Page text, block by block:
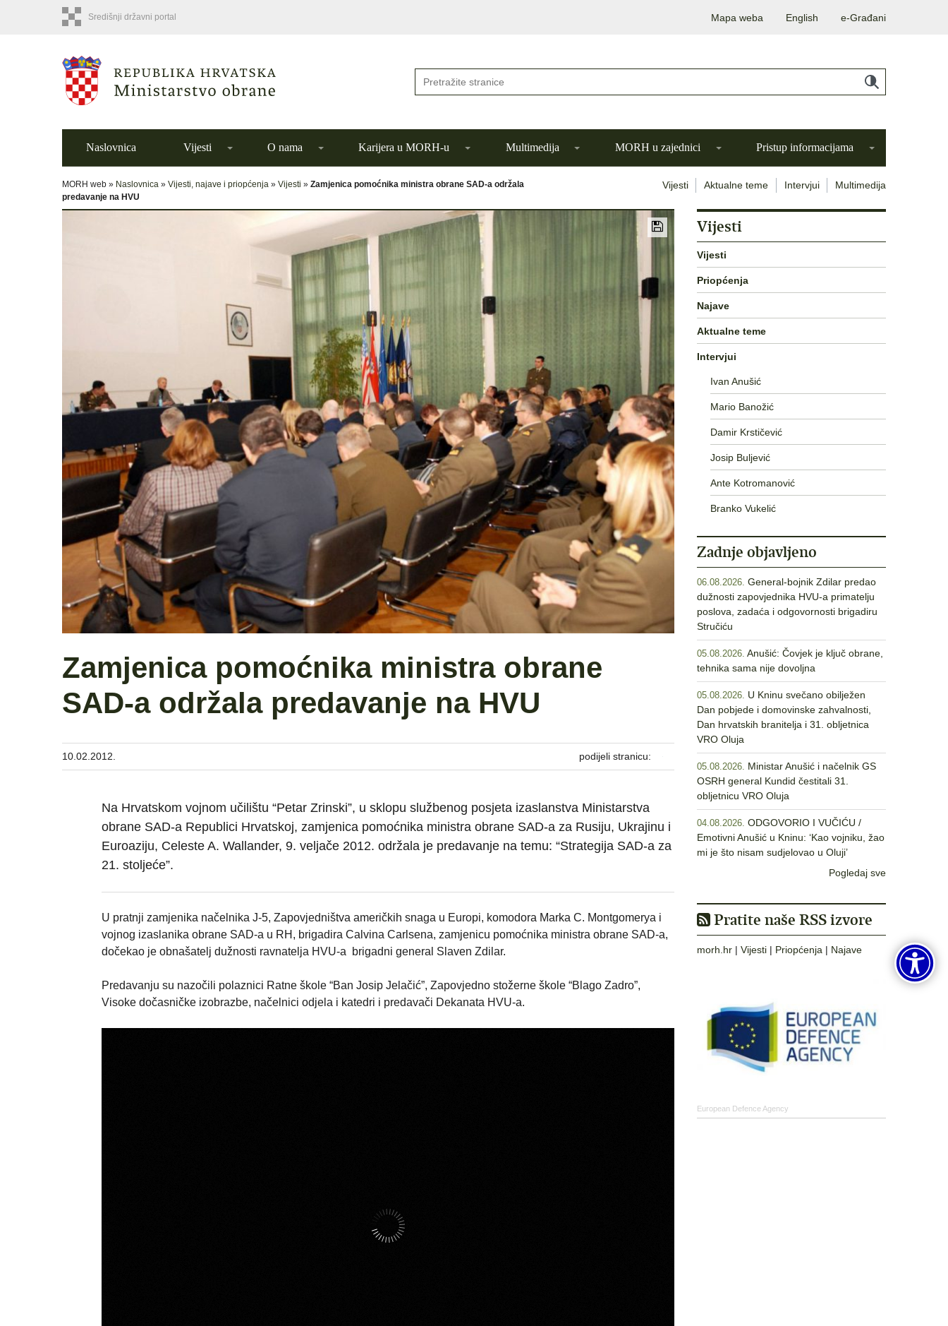
Središnji državni portal Mapa weba English e-Građani
Naslovnica Vijesti O nama Karijera u MORH-u Multimedija MORH u zajednici Pristup informacijama
MORH web » Naslovnica » Vijesti, najave i priopćenja » Vijesti » Zamjenica pomoćnika ministra obrane SAD-a održala
predavanje na HVU
Vijesti Aktualne teme Intervjui Multimedija
Zamjenica pomoćnika ministra obrane
SAD-a održala predavanje na HVU
10.02.2012. podijeli stranicu:
Na Hrvatskom vojnom učilištu “Petar Zrinski”, u sklopu službenog posjeta izaslanstva Ministarstva
obrane SAD-a Republici Hrvatskoj, zamjenica pomoćnika ministra obrane SAD-a za Rusiju, Ukrajinu i
Euroaziju, Celeste A. Wallander, 9. veljače 2012. održala je predavanje na temu: “Strategija SAD-a za
21. stoljeće”.
U pratnji zamjenika načelnika J-5, Zapovjedništva američkih snaga u Europi, komodora Marka C. Montgomerya i
vojnog izaslanika obrane SAD-a u RH, brigadira Calvina Carlsena, zamjenicu pomoćnika ministra obrane SAD-a,
dočekao je obnašatelj dužnosti ravnatelja HVU-a brigadni general Slaven Zdilar.
Predavanju su nazočili polaznici Ratne škole “Ban Josip Jelačić”, Zapovjedno stožerne škole “Blago Zadro”,
Visoke dočasničke izobrazbe, načelnici odjela i katedri i predavači Dekanata HVU-a.
Vijesti
Vijesti
Priopćenja
Najave
Aktualne teme
Intervjui
Ivan Anušić
Mario Banožić
Damir Krstičević
Josip Buljević
Ante Kotromanović
Branko Vukelić
Zadnje objavljeno
06.08.2026. General-bojnik Zdilar predao
dužnosti zapovjednika HVU-a primatelju
poslova, zadaća i odgovornosti brigadiru
Stručiću
05.08.2026. Anušić: Čovjek je ključ obrane,
tehnika sama nije dovoljna
05.08.2026. U Kninu svečano obilježen
Dan pobjede i domovinske zahvalnosti,
Dan hrvatskih branitelja i 31. obljetnica
VRO Oluja
05.08.2026. Ministar Anušić i načelnik GS
OSRH general Kundid čestitali 31.
obljetnicu VRO Oluja
04.08.2026. ODGOVORIO I VUČIĆU /
Emotivni Anušić u Kninu: ‘Kao vojniku, žao
mi je što nisam sudjelovao u Oluji’
Pogledaj sve
Pratite naše RSS izvore
morh.hr | Vijesti | Priopćenja | Najave
European Defence Agency